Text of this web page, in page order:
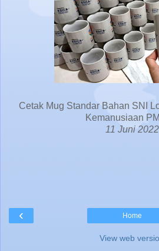
Cetak Mug Standar Bahan SNI
Kemanusiaan
11 Juni 2022
‹ Home
View web